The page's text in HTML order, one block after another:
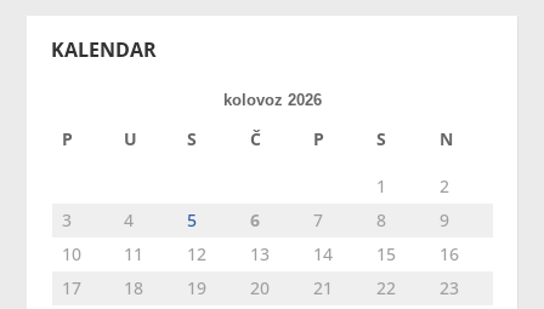
KALENDAR
kolovoz 2026
P U S Č P S N
1
2
3
4 5 6 7 8
9
10
11 12 13 14 15
16
17
18 19 20 21 22
23